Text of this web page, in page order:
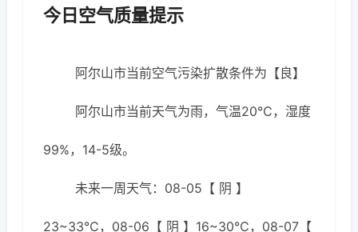
今日空气质量提示
阿尔山市当前空气污染扩散条件为【良】
阿尔山市当前天气为雨，气温20℃，湿度
99%，14-5级。
未来一周天气：08-05【 阴 】
23~33℃，08-06【 阴 】16~30℃，08-07【